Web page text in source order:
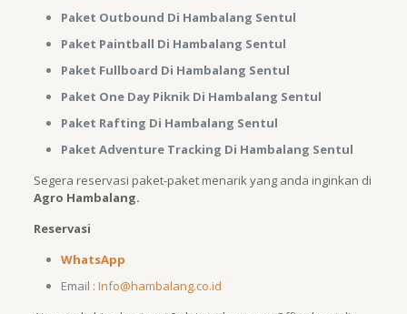
Paket Outbound Di Hambalang Sentul
Paket Paintball Di Hambalang Sentul
Paket Fullboard Di Hambalang Sentul
Paket One Day Piknik Di Hambalang Sentul
Paket Rafting Di Hambalang Sentul
Paket Adventure Tracking Di Hambalang Sentul
Segera reservasi paket-paket menarik yang anda inginkan di
Agro Hambalang.
Reservasi
WhatsApp
Email : Info@hambalang.co.id